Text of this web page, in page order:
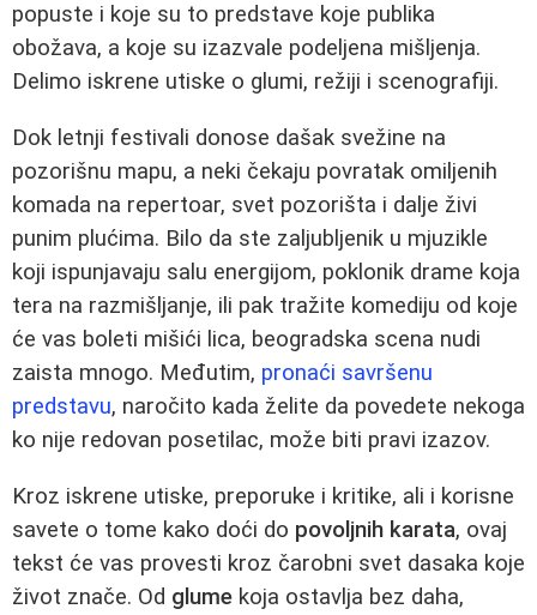
popuste i koje su to predstave koje publika
obožava, a koje su izazvale podeljena mišljenja.
Delimo iskrene utiske o glumi, režiji i scenografiji.
Dok letnji festivali donose dašak svežine na
pozorišnu mapu, a neki čekaju povratak omiljenih
komada na repertoar, svet pozorišta i dalje živi
punim plućima. Bilo da ste zaljubljenik u mjuzikle
koji ispunjavaju salu energijom, poklonik drame koja
tera na razmišljanje, ili pak tražite komediju od koje
će vas boleti mišići lica, beogradska scena nudi
zaista mnogo. Međutim, pronaći savršenu
predstavu, naročito kada želite da povedete nekoga
ko nije redovan posetilac, može biti pravi izazov.
Kroz iskrene utiske, preporuke i kritike, ali i korisne
savete o tome kako doći do povoljnih karata, ovaj
tekst će vas provesti kroz čarobni svet dasaka koje
život znače. Od glume koja ostavlja bez daha,